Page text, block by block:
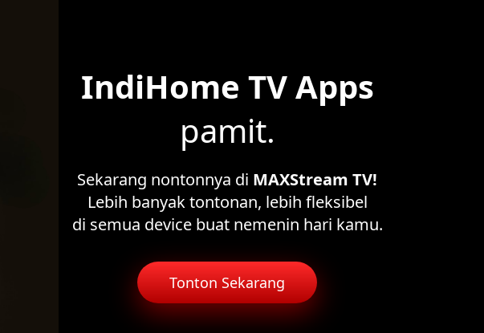
IndiHome TV Apps
pamit.
Sekarang nontonnya di MAXStream TV!
Lebih banyak tontonan, lebih fleksibel
di semua device buat nemenin hari kamu.
Tonton Sekarang